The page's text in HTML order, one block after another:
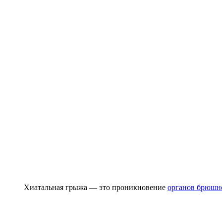
Хиатальная грыжа — это проникновение органов